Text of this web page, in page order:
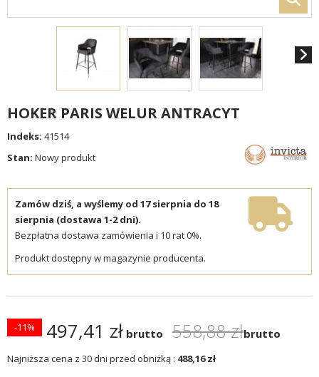
HOKER PARIS WELUR ANTRACYT
Indeks: 41514
Stan: Nowy produkt
Zamów dziś, a wyślemy od 17 sierpnia do 18
sierpnia (dostawa 1-2 dni).
Bezpłatna dostawa zamówienia i 10 rat 0%.
Produkt dostępny w magazynie producenta.
497,41 zł brutto 558,88 złbrutto
-11%
Najniższa cena z 30 dni przed obniżką : 488,16 zł